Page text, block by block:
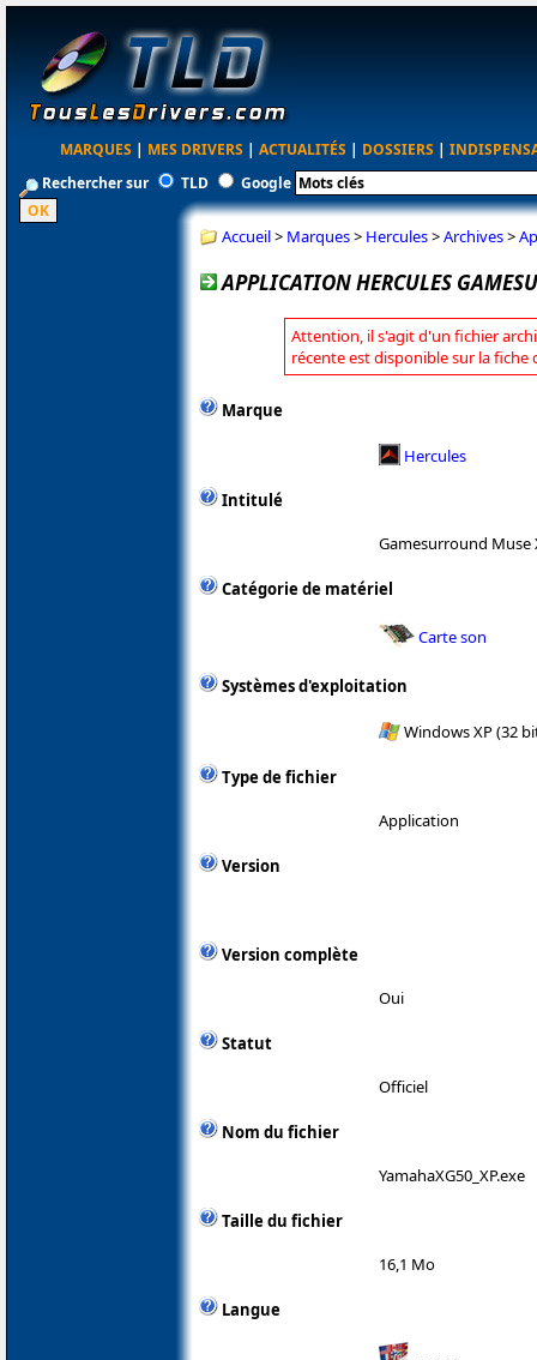
MARQUES | MES DRIVERS | ACTUALITÉS | DOSSIERS |
Rechercher sur
TLD Google
Accueil> Marques> Hercules>Archives>
APPLICATION HERCULES
Attention, il s'agit d'un fichier
récente est disponible sur la fiche
Marque
Hercules
Intitulé
Gamesurround Muse
Catégorie de matériel
Carte son
Systèmes d'exploitation
Windows XP (32
Type de fichier
Application
Version
Version complète
Oui
Statut
Officiel
Nom du fichier
YamahaXG50_XP.exe
Taille du fichier
16,1 Mo
Langue